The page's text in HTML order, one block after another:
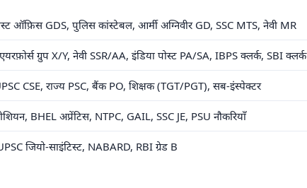
ऑफ़िस GDS, पुलिस कांस्टेबल, आर्मी अग्निवीर GD, SSC MTS, नेवी MR
ग्रुप X/Y, नेवी SSR/AA, इंडिया पोस्ट PA/SA, IBPS क्लर्क, SBI क्लर्क
CSE, राज्य PSC, बैंक PO, शिक्षक (TGT/PGT), सब-इंस्पेक्टर
BHEL अप्रेंटिस, NTPC, GAIL, SSC JE, PSU नौकरियाँ
जियो-साइंटिस्ट, NABARD, RBI ग्रेड B